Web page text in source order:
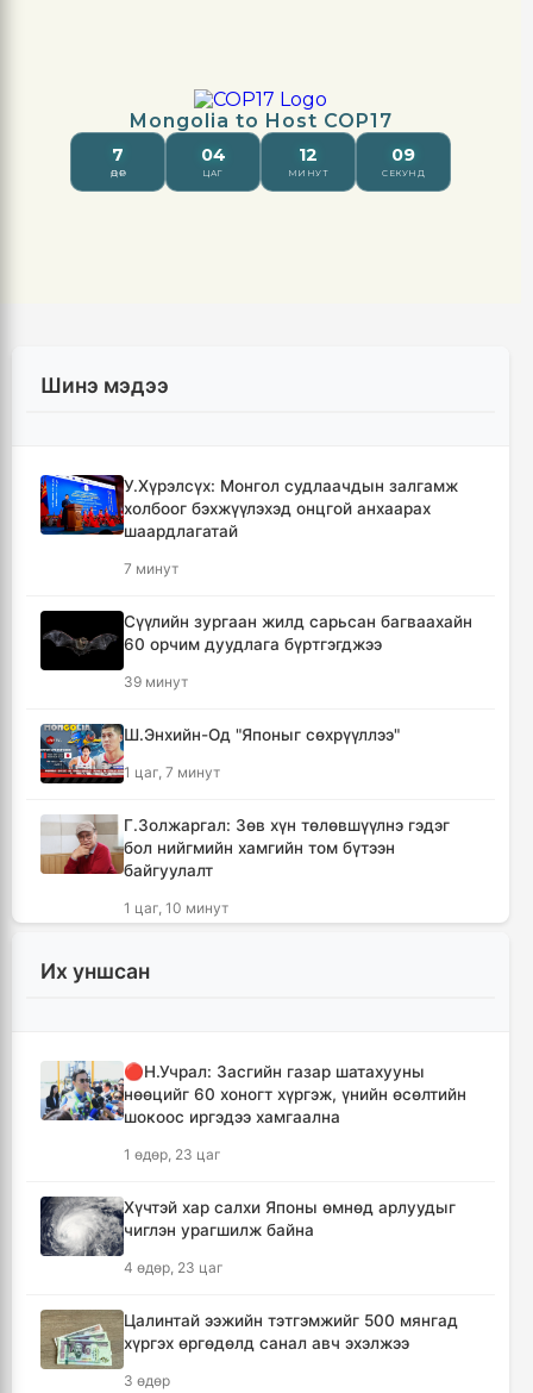
Шинэ мэдээ
У.Хүрэлсүх: Монгол судлаачдын залгамж
холбоог бэхжүүлэхэд онцгой анхаарах
шаардлагатай
7 минут
Сүүлийн зургаан жилд сарьсан багваахайн
60 орчим дуудлага бүртгэгджээ
39 минут
Ш.Энхийн-Од "Японыг сөхрүүллээ"
1 цаг, 7 минут
Г.Золжаргал: Зөв хүн төлөвшүүлнэ гэдэг
бол нийгмийн хамгийн том бүтээн
байгуулалт
1 цаг, 10 минут
сая гаруй хүнийг нүүлгэн шилжүүлэв
“Сэлбэ ухаалаг хот” эдийн засгийн тусгай
бүс байгуулахыг дэмжих тухай асуудлыг
хэлэлцэж байна
1 цаг, 36 минут
Ерөнхийлөгчийн Тамгын газраас
Н.Түвшинбаярыг өршөөх цуурхлыг үгүйсгэв
1 цаг, 42 минут
🔴КОП17 хурлын үеэр тэг зогсолт үүсэхээс
сэргийлж нийтийн тээврийн хүртээмжийг
Их уншсан
🔴Н.Учрал: Засгийн газар шатахууны
нөөцийг 60 хоногт хүргэж, үнийн өсөлтийн
шокоос иргэдээ хамгаална
1 өдөр, 23 цаг
Хүчтэй хар салхи Японы өмнөд арлуудыг
чиглэн урагшилж байна
4 өдөр, 23 цаг
Цалинтай ээжийн тэтгэмжийг 500 мянгад
хүргэх өргөдөлд санал авч эхэлжээ
3 өдөр